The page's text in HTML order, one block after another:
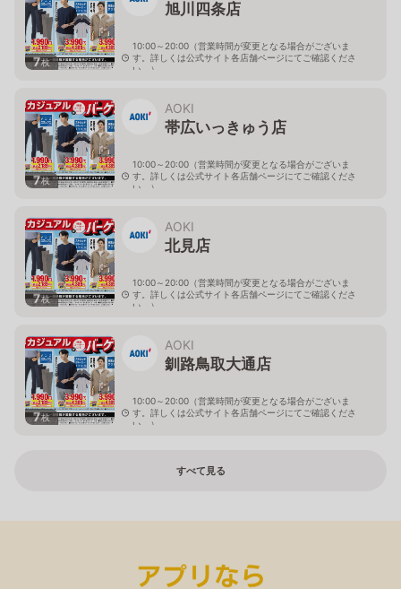
7枚
旭川四条店
10:00～20:00（営業時間が変更となる場合がございま
す。詳しくは公式サイト各店舗ページにてご確認くださ
い。）
7枚
AOKI
帯広いっきゅう店
10:00～20:00（営業時間が変更となる場合がございま
す。詳しくは公式サイト各店舗ページにてご確認くださ
い。）
7枚
AOKI
北見店
10:00～20:00（営業時間が変更となる場合がございま
す。詳しくは公式サイト各店舗ページにてご確認くださ
い。）
7枚
AOKI
釧路鳥取大通店
10:00～20:00（営業時間が変更となる場合がございま
す。詳しくは公式サイト各店舗ページにてご確認くださ
い。）
すべて見る